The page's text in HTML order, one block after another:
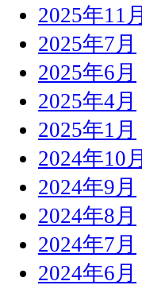
2025年11月
2025年7月
2025年6月
2025年4月
2025年1月
2024年10月
2024年9月
2024年8月
2024年7月
2024年6月